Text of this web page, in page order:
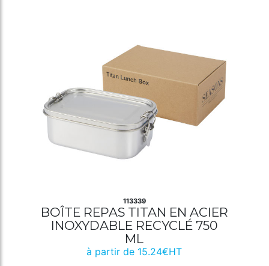
113339
BOÎTE REPAS TITAN EN ACIER
INOXYDABLE RECYCLÉ 750
ML
à partir de 15.24€HT